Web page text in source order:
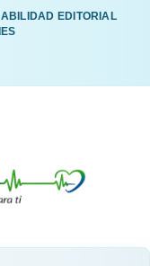
EDITORIAL